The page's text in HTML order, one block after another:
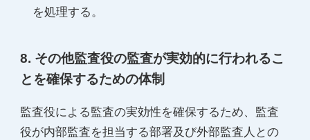
を処理する。
8. その他監査役の監査が実効的に行われるこ
とを確保するための体制
監査役による監査の実効性を確保するため、監査
役が内部監査を担当する部署及び外部監査人との